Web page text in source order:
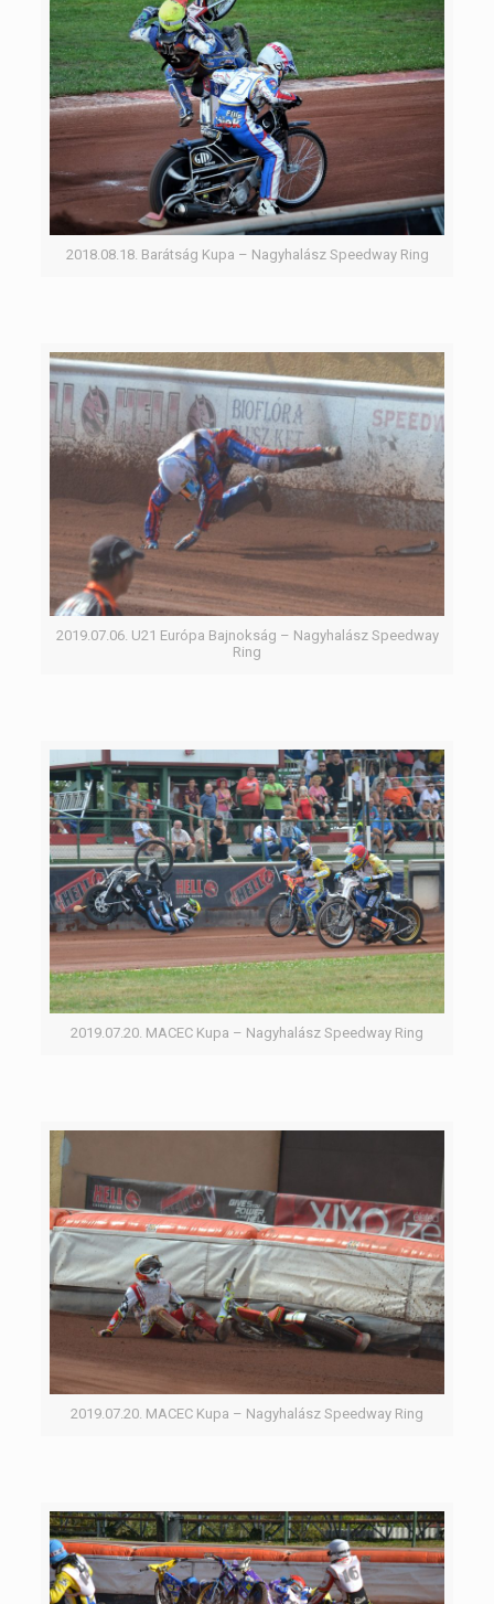
2018.08.18. Barátság Kupa – Nagyhalász Speedway Ring
2019.07.06. U21 Európa Bajnokság – Nagyhalász Speedway
Ring
2019.07.20. MACEC Kupa – Nagyhalász Speedway Ring
2019.07.20. MACEC Kupa – Nagyhalász Speedway Ring